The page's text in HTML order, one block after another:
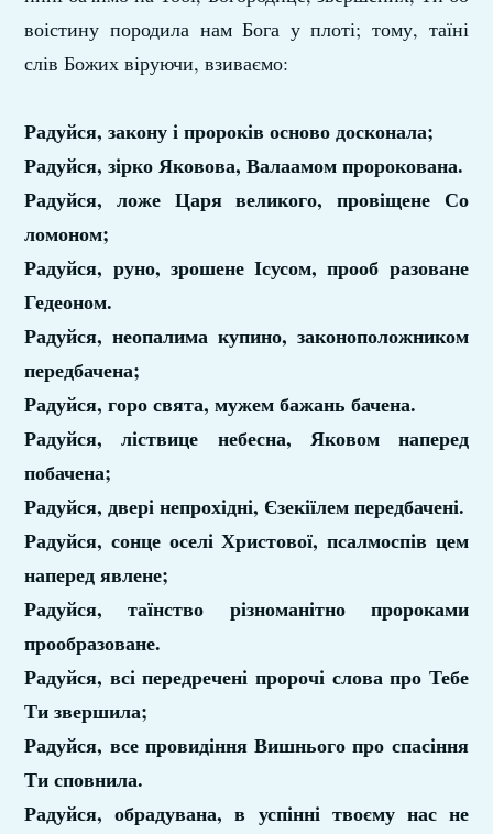
воістину породила нам Бога у плоті; тому, таїні
слів Божих віруючи, взиваємо:
Радуйся, закону і пророків осново досконала;
Радуйся, зірко Яковова, Валаамом пророкована.
Радуйся, ложе Царя великого, провіщене Со
ломоном;
Радуйся, руно, зрошене Ісусом, прооб разоване
Гедеоном.
Радуйся, неопалима купино, законоположником
передбачена;
Радуйся, горо свята, мужем бажань бачена.
Радуйся, ліствице небесна, Яковом наперед
побачена;
Радуйся, двері непрохідні, Єзекіїлем передбачені.
Радуйся, сонце оселі Христової, псалмоспів цем
наперед явлене;
Радуйся, таїнство різноманітно пророками
прообразоване.
Радуйся, всі передречені пророчі слова про Тебе
Ти звершила;
Радуйся, все провидіння Вишнього про спасіння
Ти сповнила.
Радуйся, обрадувана, в успінні твоєму нас не